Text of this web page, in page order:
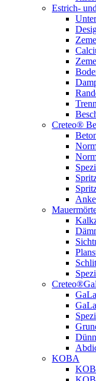
Estrich-
Creteo®
KOBA